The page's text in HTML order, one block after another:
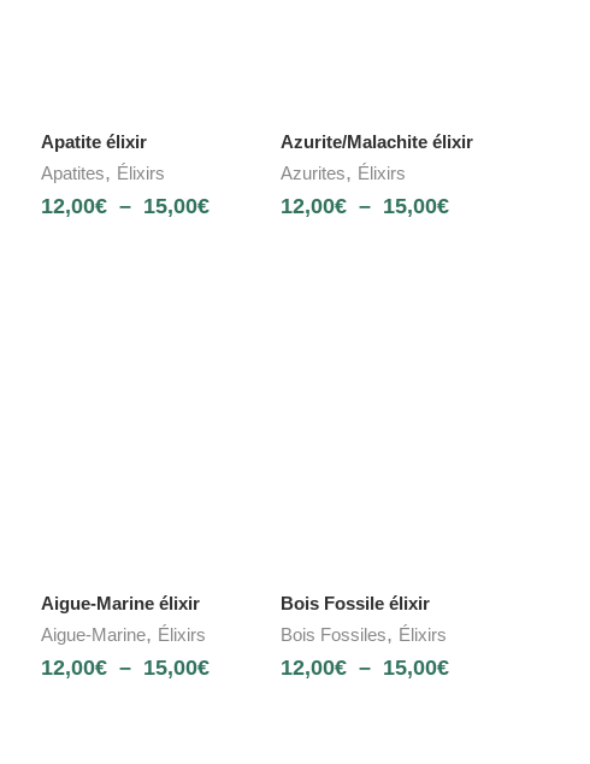
Apatite élixir
Apatites, Élixirs
12,00€ – 15,00€
Azurite/Malachite élixir
Azurites, Élixirs
12,00€ – 15,00€
Aigue-Marine élixir
Aigue-Marine, Élixirs
12,00€ – 15,00€
Bois Fossile élixir
Bois Fossiles, Élixirs
12,00€ – 15,00€